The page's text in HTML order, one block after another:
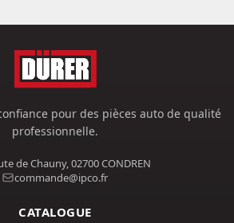
pour des pièces auto de qualité
professionnelle.
de Chauny, 02700 CONDREN
commande@ipco.fr
CATALOGUE